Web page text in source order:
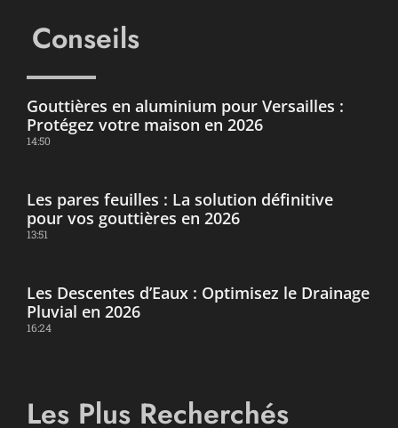
Conseils
Gouttières en aluminium pour Versailles :
Protégez votre maison en 2026
14:50
Les pares feuilles : La solution définitive
pour vos gouttières en 2026
13:51
Les Descentes d’Eaux : Optimisez le Drainage
Pluvial en 2026
16:24
Les Plus Recherchés